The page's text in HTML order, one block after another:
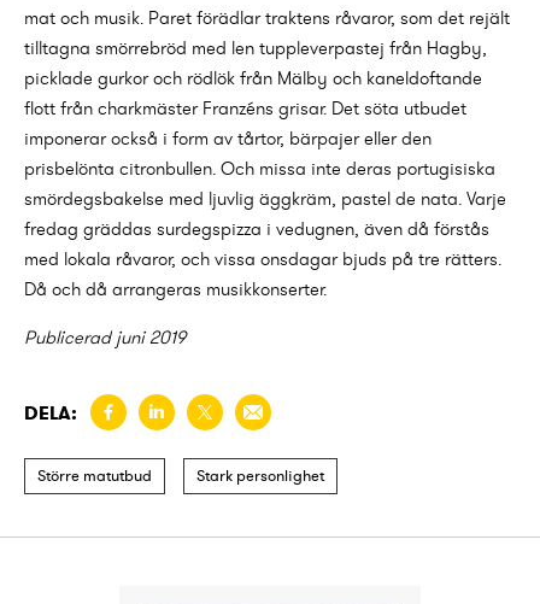
mat och musik. Paret förädlar traktens råvaror, som det rejält
tilltagna smörrebröd med len tuppleverpastej från Hagby,
picklade gurkor och rödlök från Mälby och kaneldoftande
flott från charkmäster Franzéns grisar. Det söta utbudet
imponerar också i form av tårtor, bärpajer eller den
prisbelönta citronbullen. Och missa inte deras portugisiska
smördegsbakelse med ljuvlig äggkräm, pastel de nata. Varje
fredag gräddas surdegspizza i vedugnen, även då förstås
med lokala råvaror, och vissa onsdagar bjuds på tre rätters.
Då och då arrangeras musikkonserter.
Publicerad juni 2019
DELA:
Större matutbud Stark personlighet